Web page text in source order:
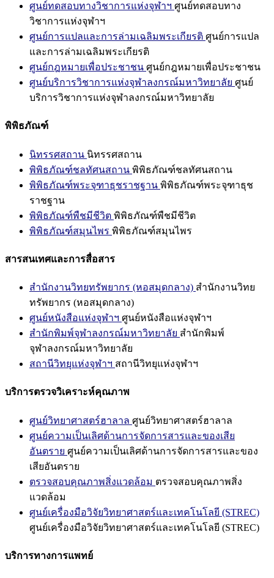
ศูนย์ทดสอบทางวิชาการแห่งจุฬาฯ ศูนย์ทดสอบทาง
วิชาการแห่งจุฬาฯ
ศูนย์การแปลและการล่ามเฉลิมพระเกียรติ ศูนย์การแปล
และการล่ามเฉลิมพระเกียรติ
ศูนย์กฎหมายเพื่อประชาชน ศูนย์กฎหมายเพื่อประชาชน
ศูนย์บริการวิชาการแห่งจุฬาลงกรณ์มหาวิทยาลัย ศูนย์
บริการวิชาการแห่งจุฬาลงกรณ์มหาวิทยาลัย
พิพิธภัณฑ์
นิทรรศสถาน นิทรรศสถาน
พิพิธภัณฑ์ชลทัศนสถาน พิพิธภัณฑ์ชลทัศนสถาน
พิพิธภัณฑ์พระจุฑาธุชราชฐาน พิพิธภัณฑ์พระจุฑาธุช
ราชฐาน
พิพิธภัณฑ์พืชมีชีวิต พิพิธภัณฑ์พืชมีชีวิต
พิพิธภัณฑ์สมุนไพร พิพิธภัณฑ์สมุนไพร
สารสนเทศและการสื่อสาร
สำนักงานวิทยทรัพยากร (หอสมุดกลาง) สำนักงานวิทย
ทรัพยากร (หอสมุดกลาง)
ศูนย์หนังสือแห่งจุฬาฯ ศูนย์หนังสือแห่งจุฬาฯ
สำนักพิมพ์จุฬาลงกรณ์มหาวิทยาลัย สำนักพิมพ์
จุฬาลงกรณ์มหาวิทยาลัย
สถานีวิทยุแห่งจุฬาฯ สถานีวิทยุแห่งจุฬาฯ
บริการตรวจวิเคราะห์คุณภาพ
ศูนย์วิทยาศาสตร์ฮาลาล ศูนย์วิทยาศาสตร์ฮาลาล
ศูนย์ความเป็นเลิศด้านการจัดการสารและของเสีย
อันตราย ศูนย์ความเป็นเลิศด้านการจัดการสารและของ
เสียอันตราย
ตรวจสอบคุณภาพสิ่งแวดล้อม ตรวจสอบคุณภาพสิ่ง
แวดล้อม
ศูนย์เครื่องมือวิจัยวิทยาศาสตร์และเทคโนโลยี (STREC)
ศูนย์เครื่องมือวิจัยวิทยาศาสตร์และเทคโนโลยี (STREC)
บริการทางการแพทย์